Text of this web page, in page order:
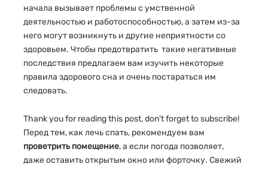
начала вызывает проблемы с умственной
деятельностью и работоспособностью, а затем из-за
него могут возникнуть и другие неприятности со
здоровьем. Чтобы предотвратить такие негативные
последствия предлагаем вам изучить некоторые
правила здорового сна и очень постараться им
следовать.
Thank you for reading this post, don't forget to subscribe!
Перед тем, как лечь спать, рекомендуем вам
проветрить помещение, а если погода позволяет,
даже оставить открытым окно или форточку. Свежий